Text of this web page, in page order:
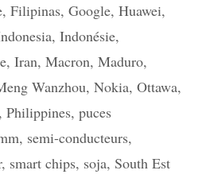
, Filipinas, Google, Huawei,
, Indonésie,
, Iran, Macron, Maduro,
Wanzhou, Nokia, Ottawa,
, Philippines, puces
, semi-conducteurs,
, smart chips, soja, South Est